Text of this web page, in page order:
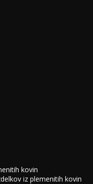
kovin
iz plemenitih kovin